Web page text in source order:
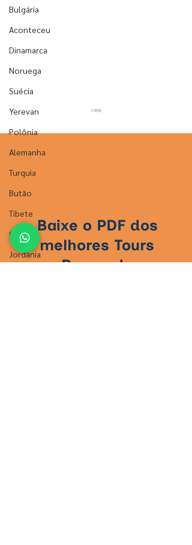
Bulgária
Aconteceu
Dinamarca
Noruega
Suécia
Yerevan
Polônia
Alemanha
Turquia
Butão
Tibete
China
Jordânia
medieval que é a joia
escondida de
Montenegro
Baixe o PDF dos
melhores Tours
Domundo